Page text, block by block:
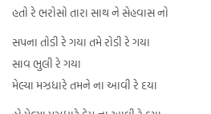
હતો રે ભરોસો તારા સાથ ને સેહવાસ નો
સપના તોડી રે ગયા તમે રોડી રે ગયા
સાવ ભુલી રે ગયા
મેલ્યા મઝધારે તમને ના આવી રે દયા